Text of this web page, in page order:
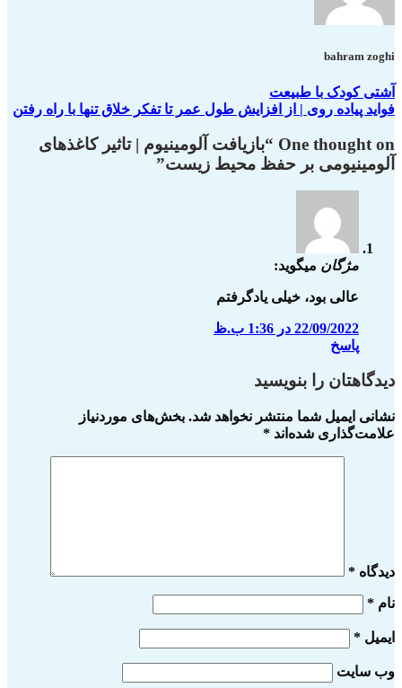
bahram zoghi
آشتی کودک با طبیعت
فواید پیاده روی | از افزایش طول عمر تا تفکر خلاق تنها با راه رفتن
One thought on “
بازیافت آلومینیوم | تاثیر کاغذهای
آلومینیومی بر حفظ محیط زیست”
مژگان میگوید:
عالی بود، خیلی یادگرفتم
22/09/2022 در 1:36 ب.ظ
پاسخ
دیدگاهتان را بنویسید
نشانی ایمیل شما منتشر نخواهد شد. بخش‌های موردنیاز
علامت‌گذاری شده‌اند *
دیدگاه *
نام *
ایمیل *
وب‌ سایت